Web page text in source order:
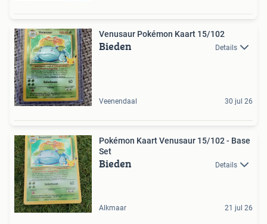
Venusaur Pokémon Kaart 15/102
Bieden Details
Veenendaal 30 jul 26
Pokémon Kaart Venusaur 15/102 - Base
Set
Bieden Details
Alkmaar 21 jul 26